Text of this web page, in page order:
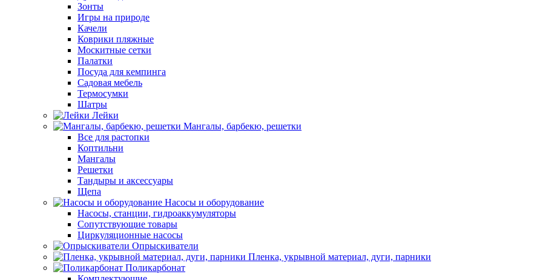
Зонты
Игры на природе
Качели
Коврики пляжные
Москитные сетки
Палатки
Посуда для кемпинга
Садовая мебель
Термосумки
Шатры
Лейки
Мангалы, барбекю, решетки
Все для растопки
Коптильни
Мангалы
Решетки
Тандыры и аксессуары
Щепа
Насосы и оборудование
Насосы, станции, гидроаккумуляторы
Сопутствующие товары
Циркуляционные насосы
Опрыскиватели
Пленка, укрывной материал, дуги, парники
Поликарбонат